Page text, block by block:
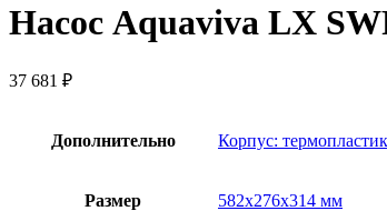
Насос Aquaviva LX
37 681 ₽
Дополнительно Корпус:
Размер 582х276х314 мм